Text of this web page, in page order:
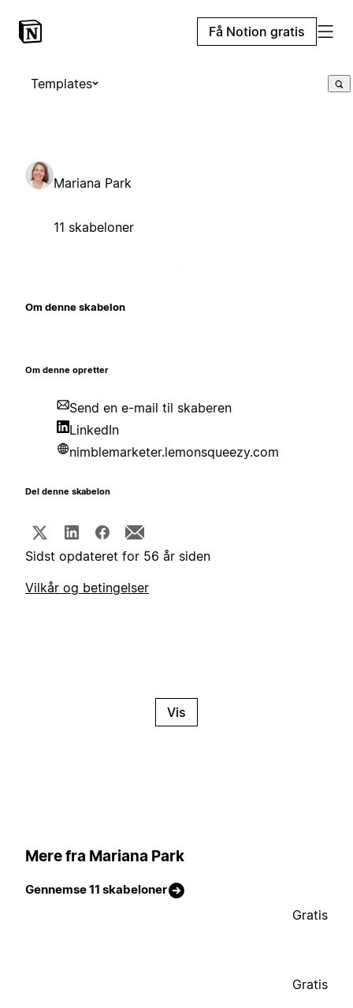
Få Notion gratis
Templates
Mariana Park
11 skabeloner
Om denne skabelon
Om denne opretter
Send en e-mail til skaberen
LinkedIn
nimblemarketer.lemonsqueezy.com
Del denne skabelon
Sidst opdateret for 56 år siden
Vilkår og betingelser
Vis
Mere fra Mariana Park
Gennemse 11 skabeloner
Gratis
Gratis